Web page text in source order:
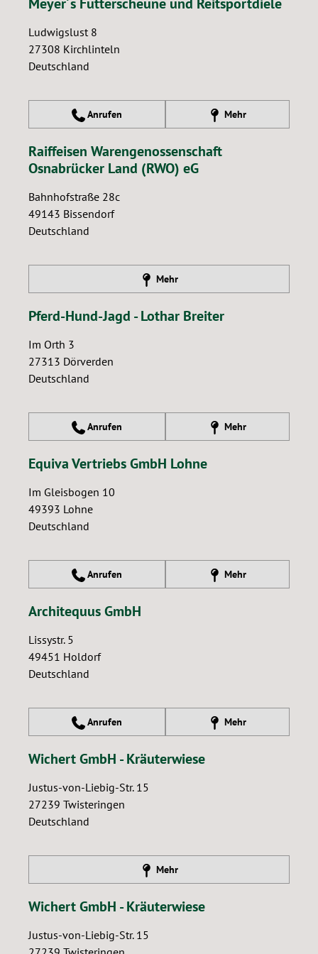
Ludwigslust 8
27308 Kirchlinteln
Deutschland
Anrufen Mehr
Raiffeisen Warengenossenschaft
Osnabrücker Land (RWO) eG
Bahnhofstraße 28c
49143 Bissendorf
Deutschland
Mehr
Pferd-Hund-Jagd - Lothar Breiter
Im Orth 3
27313 Dörverden
Deutschland
Anrufen Mehr
Equiva Vertriebs GmbH Lohne
Im Gleisbogen 10
49393 Lohne
Deutschland
Anrufen Mehr
Architequus GmbH
Lissystr. 5
49451 Holdorf
Deutschland
Anrufen Mehr
Wichert GmbH - Kräuterwiese
Justus-von-Liebig-Str. 15
27239 Twisteringen
Deutschland
Mehr
Wichert GmbH - Kräuterwiese
Justus-von-Liebig-Str. 15